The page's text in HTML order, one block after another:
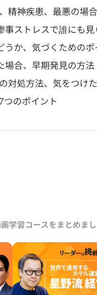
精神疾患、最悪の場
事ストレスで誰にも
うか、気づくためのポ
場合、早期発見の方法
対処方法、気をつけ
つのポイント
学習コースをまとめま